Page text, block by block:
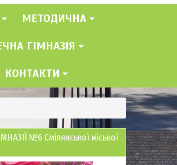
МЕТОДИЧНА
ГІМНАЗІЯ
КОНТАКТИ
№6 Смілянської міської